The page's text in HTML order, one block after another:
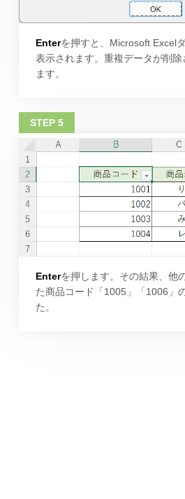
Enterを押すと、Microsoft Excel
表示されます。重複データが削
ます。
Enterを押します。その結果、他
た商品コード「1005」「1006」
た。